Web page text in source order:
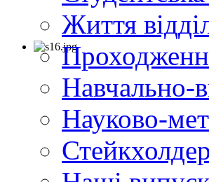
Життя
Навчально-
Науково-